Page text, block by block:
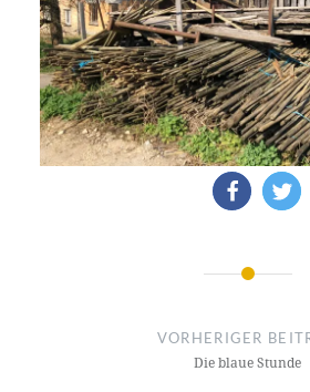
Beitragsnavigation
VORHERIGER
Die blaue Stunde